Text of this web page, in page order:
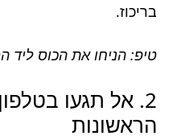
בריכוז.
טיפ: הניחו את הכוס ליד
הראשונות